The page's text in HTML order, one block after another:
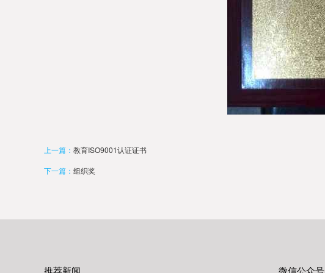
上一篇： 教育ISO9001认证证书
下一篇： 组织奖
推荐新闻 微信公众号